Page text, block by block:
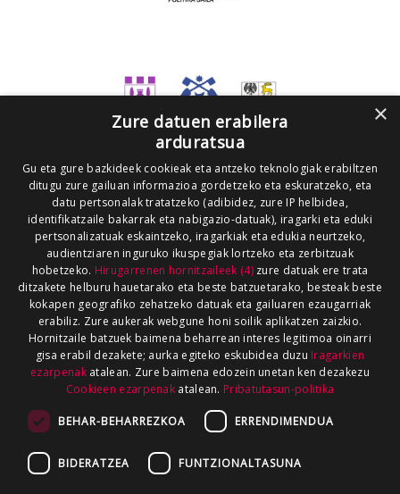
×
Zure datuen erabilera
arduratsua
Gu eta gure bazkideek cookieak eta antzeko teknologiak erabiltzen
ditugu zure gailuan informazioa gordetzeko eta eskuratzeko, eta
datu pertsonalak tratatzeko (adibidez, zure IP helbidea,
identifikatzaile bakarrak eta nabigazio-datuak), iragarki eta eduki
pertsonalizatuak eskaintzeko, iragarkiak eta edukia neurtzeko,
audientziaren inguruko ikuspegiak lortzeko eta zerbitzuak
hobetzeko. Hirugarrenen hornitzaileek (4)zure datuak ere trata
ditzakete helburu hauetarako eta beste batzuetarako, besteak beste
kokapen geografiko zehatzeko datuak eta gailuaren ezaugarriak
erabiliz. Zure aukerak webgune honi soilik aplikatzen zaizkio.
Hornitzaile batzuek baimena beharrean interes legitimoa oinarri
gisa erabil dezakete; aurka egiteko eskubidea duzu Iragarkien
ezarpenakatalean. Zure baimena edozein unetan ken dezakezu
Cookieen ezarpenak atalean. Pribatutasun-politika
BEHAR-BEHARREZKOA ERRENDIMENDUA
BIDERATZEA FUNTZIONALTASUNA